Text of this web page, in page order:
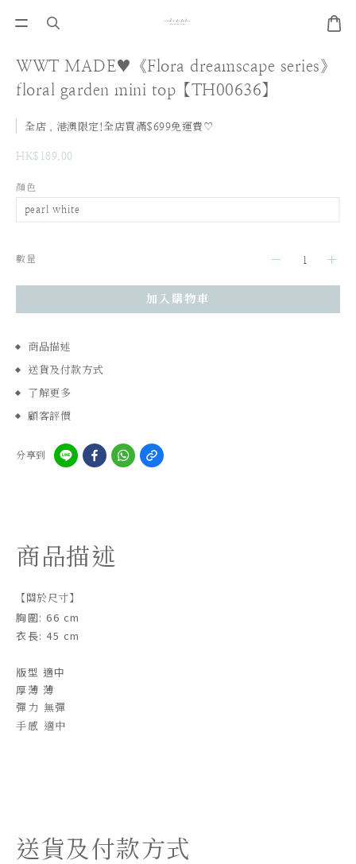
WWT MADE♥《Flora dreamscape series》
floral garden mini top【TH00636】
全店，港澳限定!全店買滿$699免運費♡
HK$189.00
顏色
數量
加入購物車
商品描述
送貨及付款方式
了解更多
顧客評價
分享到
商品描述
【關於尺寸】
胸圍: 66 cm
衣長: 45 cm
版型 適中
厚薄 薄
彈力 無彈
手感 適中
送貨及付款方式